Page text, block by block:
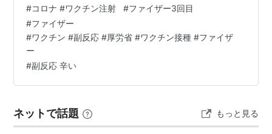
ーを接種） 1日目（接種日当日） 2日目 3日目 最後に(コ
ロナウイルスワクチン接種について） あずきたまこのス
ペック アラフォー ぽっちゃり体型（運動習慣なし） 既
の様子 azukitamako.hatenablog.…
#コロナ #ワクチン注射 #ファイザー3回目
#ファイザー
#ワクチン #副反応 #厚労省 #ワクチン接種 #ファイザ
ー
#副反応 辛い
ネットで話題 もっと見る